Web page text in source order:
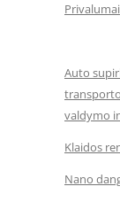
Privalumai
Auto
valdymo
Klaidos
Nano